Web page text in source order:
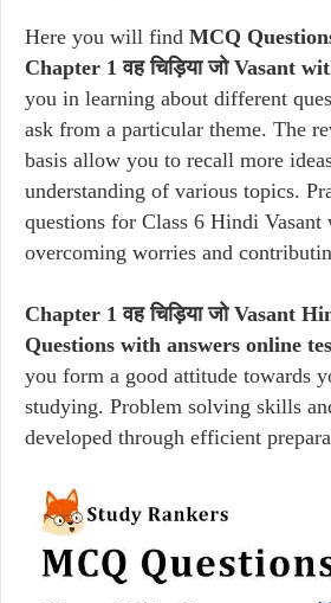
Here you will find MCQ
Chapter 1 वह चिड़िया जो Vasant
you in learning about different
ask from a particular theme. The
basis allow you to recall more
understanding of various topics.
questions for Class 6 Hindi
overcoming worries and
Chapter 1 वह चिड़िया जो Vasant
Questions with answers online
you form a good attitude towards
studying. Problem solving skills
developed through efficient